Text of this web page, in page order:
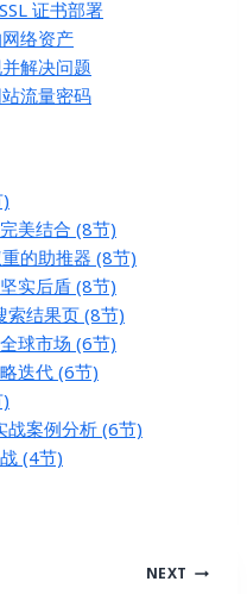
证书部署
络资产
解决问题
流量密码
美结合 (8节)
的助推器 (8节)
实后盾 (8节)
索结果页 (8节)
球市场 (6节)
迭代 (6节)
战案例分析 (6节)
(4节)
NEXT